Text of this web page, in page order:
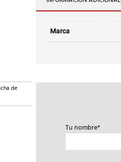
Marca
de
Tu nombre*